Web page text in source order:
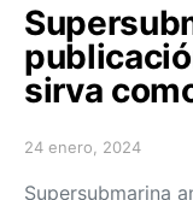
sirva
Posted on
24 enero, 2024
Supersubmarina